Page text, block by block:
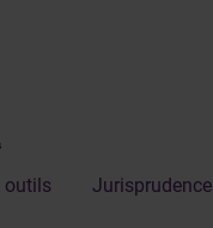
outils Jurisprudence